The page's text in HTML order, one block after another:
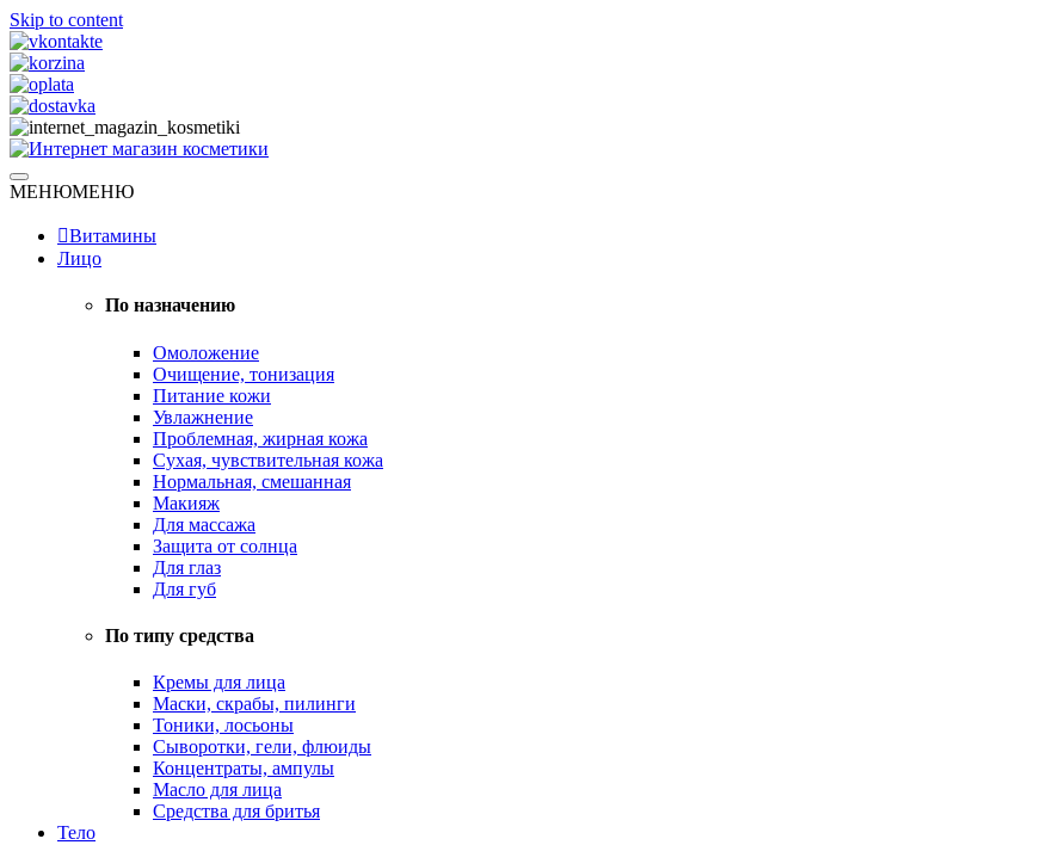
Skip to content
Интернет магазин косметики
Натуральная косметика
МЕНЮМЕНЮ
Витамины
Лицо
По назначению
Омоложение
Очищение, тонизация
Питание кожи
Увлажнение
Проблемная, жирная кожа
Сухая, чувствительная кожа
Нормальная, смешанная
Макияж
Для массажа
Защита от солнца
Для глаз
Для губ
По типу средства
Кремы для лица
Маски, скрабы, пилинги
Тоники, лосьоны
Сыворотки, гели, флюиды
Концентраты, ампулы
Масло для лица
Средства для бритья
Тело